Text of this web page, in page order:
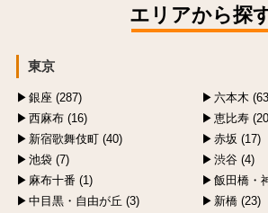
エリアから探
東京
銀座 (287)
六本木
西麻布 (16)
恵比寿
新宿歌舞伎町 (40)
赤坂 (17)
池袋 (7)
渋谷 (4)
麻布十番 (1)
飯田橋・
中目黒・自由が丘 (3)
新橋 (23)